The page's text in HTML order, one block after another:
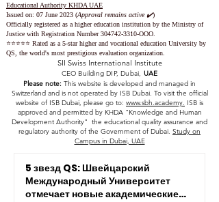
Educational Authority KHDA UAE
Issued on: 07 June 2023 (Approval remains active ✔️)
Officially registered as a higher education institution by the Ministry of
Justice with Registration Number304742-3310-OOO.
⭐️⭐️⭐️⭐️⭐️ Rated as a 5-star higher and vocational education University by
QS, the world's most prestigious evaluation organization.
SII Swiss International Institute
CEO Building DIP, Dubai, UAE
Please note: This website is developed and managed in
Switzerland and is not operated by ISB Dubai. To visit the official
website of ISB Dubai, please go to: www.sbh.academy. ISB is
approved and permitted by KHDA "Knowledge and Human
Development Authority" the educational quality assurance and
regulatory authority of the Government of Dubai. Study on
Campus in Dubai, UAE
5 звезд QS: Швейцарский
Международный Университет
отмечает новые академические